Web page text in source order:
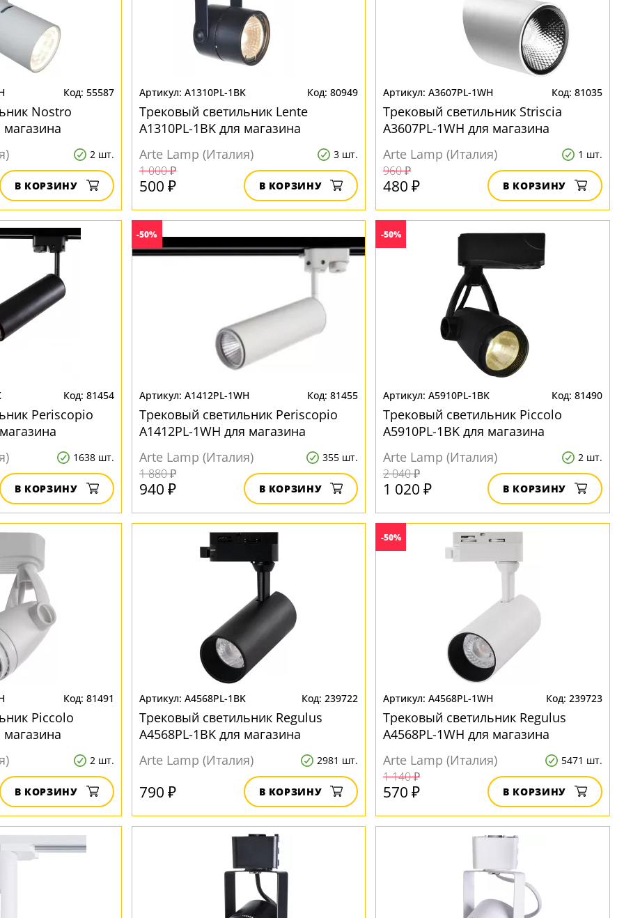
55587
Nostro
магазина
2 шт.
В КОРЗИНУ
A1310PL-1BK 80949
Трековый светильник Lente
A1310PL-1BK для магазина
Arte Lamp (Италия)
3 шт.
1 000 ₽
500 ₽ В КОРЗИНУ
A3607PL-1WH 81035
Трековый светильник Striscia
A3607PL-1WH для магазина
Arte Lamp (Италия)
1 шт.
960 ₽
480 ₽ В КОРЗИНУ
81454
Periscopio
1638 шт.
В КОРЗИНУ
-50%
A1412PL-1WH 81455
Трековый светильник Periscopio
A1412PL-1WH для магазина
Arte Lamp (Италия)
355 шт.
1 880 ₽
940 ₽ В КОРЗИНУ
-50%
A5910PL-1BK 81490
Трековый светильник Piccolo
A5910PL-1BK для магазина
Arte Lamp (Италия)
2 шт.
2 040 ₽
1 020 ₽ В КОРЗИНУ
81491
Piccolo
магазина
2 шт.
В КОРЗИНУ
A4568PL-1BK 239722
Трековый светильник Regulus
A4568PL-1BK для магазина
Arte Lamp (Италия)
2981 шт.
790 ₽ В КОРЗИНУ
-50%
A4568PL-1WH 239723
Трековый светильник Regulus
A4568PL-1WH для магазина
Arte Lamp (Италия)
5471 шт.
1 140 ₽
570 ₽ В КОРЗИНУ